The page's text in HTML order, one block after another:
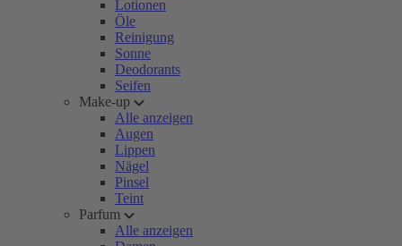
Lotionen
Öle
Reinigung
Sonne
Deodorants
Seifen
Make-up
Alle anzeigen
Augen
Lippen
Nägel
Pinsel
Teint
Parfum
Alle anzeigen